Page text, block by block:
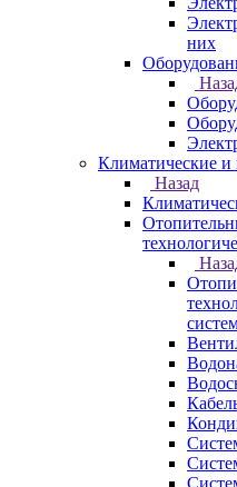
них
Климатические
Назад